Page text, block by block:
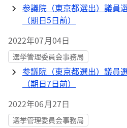
参議院（東京都選出）議
（期日5日前）
2022年07月04日
選挙管理委員会事務局
参議院（東京都選出）議
（期日7日前）
2022年06月27日
選挙管理委員会事務局